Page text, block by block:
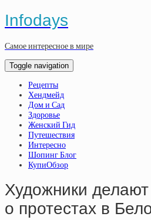
Infodays
Самое интересное в мире
Toggle navigation
Рецепты
Хендмейд
Дом и Сад
Здоровье
Женский Гид
Путешествия
Интересно
Шопинг Блог
КупиОбзор
Художники
о протестах в